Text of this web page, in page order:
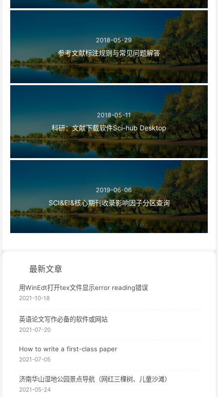
2018-05-29
参考文献标注规则与常见问题解答
2018-05-11
科研：文献下载软件Sci-hub Desktop
2019-06-06
SCI&EI&核心期刊收录影响因子分区查询
最新文章
用WinEdt打开tex文件显示error reading错误
2021-10-18
英语论文写作必备的软件或网站
2021-07-20
How to write a first-class paper
2021-07-05
济南华山湿地公园景点导航（网红三棵树、儿童沙滩）
2021-05-24